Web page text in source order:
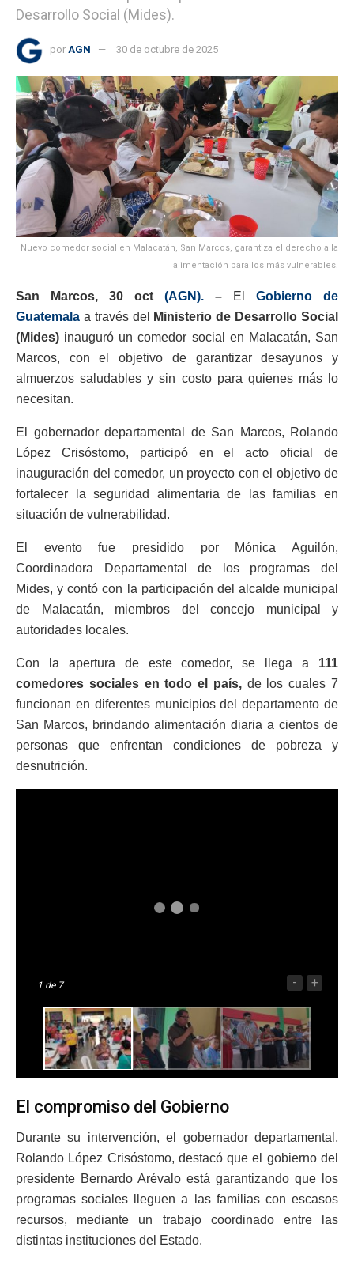
Desarrollo Social (Mides).
por AGN 30 de octubre de 2025
Nuevo comedor social en Malacatán, San Marcos, garantiza el derecho a la
alimentación para los más vulnerables.
San Marcos, 30 oct (AGN). – El Gobierno de
Guatemala a través del
Ministerio de Desarrollo Social
(Mides) inauguró un comedor social en Malacatán, San
Marcos, con el objetivo de garantizar desayunos y
almuerzos saludables y sin costo para quienes más lo
necesitan.
El gobernador departamental de San Marcos, Rolando
López Crisóstomo, participó en el acto oficial de
inauguración del comedor, un proyecto con el objetivo de
fortalecer la seguridad alimentaria de las familias en
situación de vulnerabilidad.
El evento fue presidido por Mónica Aguilón,
Coordinadora Departamental de los programas del
Mides, y contó con la participación del alcalde municipal
de Malacatán, miembros del concejo municipal y
autoridades locales.
Con la apertura de este comedor, se llega a 111
comedores sociales en todo el país,de los cuales 7
funcionan en diferentes municipios del departamento de
San Marcos, brindando alimentación diaria a cientos de
personas que enfrentan condiciones de pobreza y
desnutrición.
1 de 7 - +
El compromiso del Gobierno
Durante su intervención, el gobernador departamental,
Rolando López Crisóstomo, destacó que el gobierno del
presidente Bernardo Arévalo está garantizando que los
programas sociales lleguen a las familias con escasos
recursos, mediante un trabajo coordinado entre las
distintas instituciones del Estado.